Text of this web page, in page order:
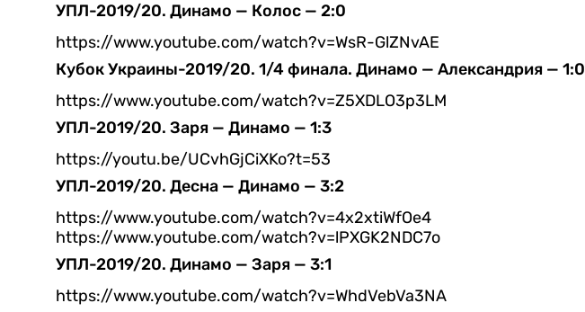
УПЛ-2019/20. Динамо — Колос — 2:0
https://www.youtube.com/watch?v=WsR-GlZNvAE
Кубок Украины-2019/20. 1/4 финала. Динамо — Александрия — 1:0
https://www.youtube.com/watch?v=Z5XDLO3p3LM
УПЛ-2019/20. Заря — Динамо — 1:3
https://youtu.be/UCvhGjCiXKo?t=53
УПЛ-2019/20. Десна — Динамо — 3:2
https://www.youtube.com/watch?v=4x2xtiWfOe4
https://www.youtube.com/watch?v=lPXGK2NDC7o
УПЛ-2019/20. Динамо — Заря — 3:1
https://www.youtube.com/watch?v=WhdVebVa3NA